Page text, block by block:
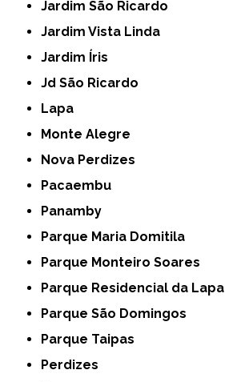
Jardim São Ricardo
Jardim Vista Linda
Jardim Íris
Jd São Ricardo
Lapa
Monte Alegre
Nova Perdizes
Pacaembu
Panamby
Parque Maria Domitila
Parque Monteiro Soares
Parque Residencial da Lapa
Parque São Domingos
Parque Taipas
Perdizes